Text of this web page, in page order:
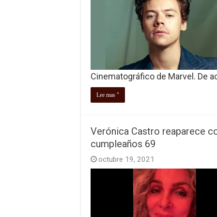
Cinematográfico de Marvel. De
Lee mas "
Verónica Castro reaparece
cumpleaños 69
octubre 19, 2021